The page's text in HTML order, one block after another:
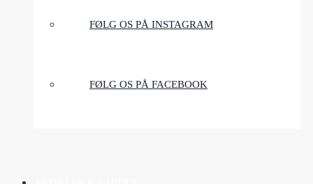
FØLG OS PÅ INSTAGRAM
FØLG OS PÅ FACEBOOK